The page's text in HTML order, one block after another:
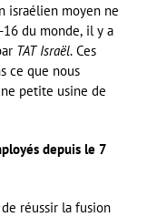
israélien moyen ne
16 du monde, il y a
TAT Israël. Ces
ce que nous
petite usine de
depuis le 7
réussir la fusion